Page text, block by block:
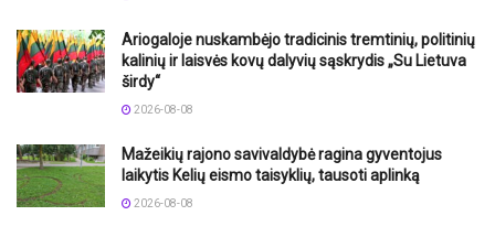
Ariogaloje nuskambėjo tradicinis tremtinių, politinių
kalinių ir laisvės kovų dalyvių sąskrydis „Su Lietuva
širdy“
2026-08-08
Mažeikių rajono savivaldybė ragina gyventojus
laikytis Kelių eismo taisyklių, tausoti aplinką
2026-08-08